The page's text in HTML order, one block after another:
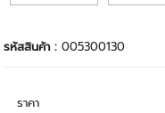
รหัสสินค้า :005300130
ราคา